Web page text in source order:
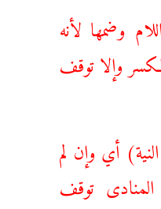
وضمها لأنه
وإلا توقف
أي وإن لم
توقف